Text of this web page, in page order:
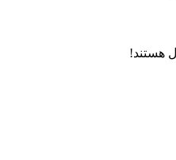
هستند!